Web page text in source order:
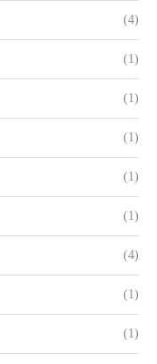
(4)
(1)
(1)
(1)
(1)
(1)
(4)
(1)
(1)